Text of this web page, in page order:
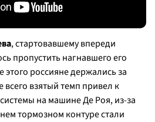
, стартовавшему впереди
пропустить нагнавшего его
россияне держались за
всего взятый темп привел к
на машине Де Роя, из-за
тормозном контуре стали